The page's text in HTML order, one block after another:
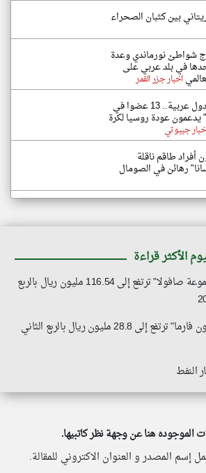
بين كثبان الصحراء
شواطئ نورماندي وعدة
في بلد عربي على
اخبار جزر القمر
بينهم ممثلو 7 دول عربية.. 13 عضوا في
عودة روسيا لكرة
جيبوتي
طاقم ناقلة
رهائن في الصومال
الأكثر قراءة
أرباح "مجموعة صافولا" ترتفع إلى 116.54 مليون ريال بالربع
أرباح "أفالون فارما" ترتفع إلى 28.8 مليون ريال بالربع الثاني
النفط
الموجوده هنا عن وجهة نظر كاتبيها.
إسم المصدر و العنوان الاكتروني للمقالة.